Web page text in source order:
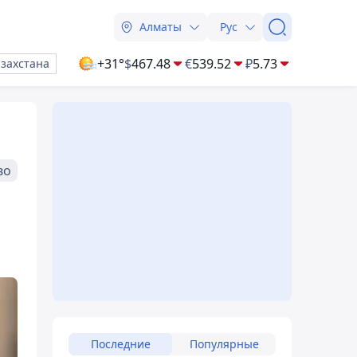
Алматы Рус
+31°$467.48 €539.52 ₽5.73
Последние Популярные